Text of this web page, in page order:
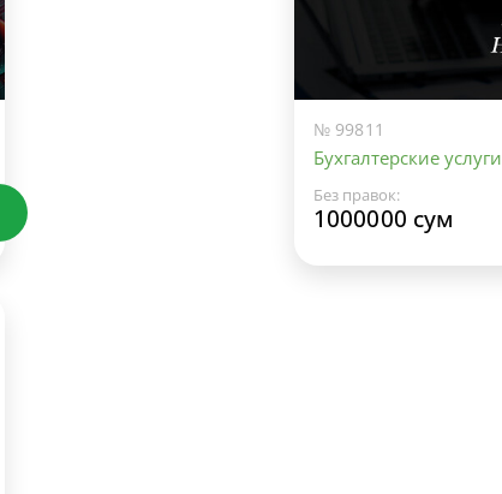
№ 99811
Бухгалтерские услуги
Без правок:
1000000 сум